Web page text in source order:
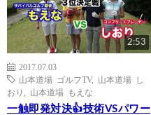
2:53
2017.07.03
山本道場 ゴルフTV, 山本道場 し
おり
山本道場 もえな
一触即発対決👍技術VSパワー